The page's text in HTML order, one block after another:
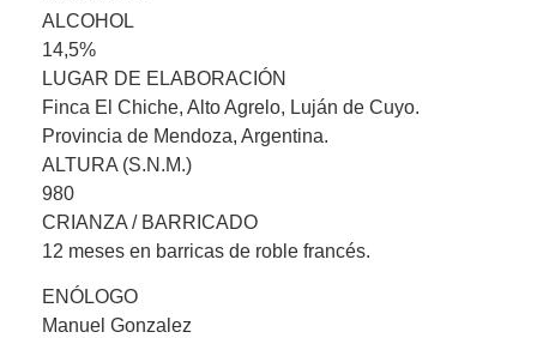
ALCOHOL
14,5%
LUGAR DE ELABORACIÓN
Finca El Chiche, Alto Agrelo, Luján de Cuyo.
Provincia de Mendoza, Argentina.
ALTURA (S.N.M.)
980
CRIANZA / BARRICADO
12 meses en barricas de roble francés.
ENÓLOGO
Manuel Gonzalez